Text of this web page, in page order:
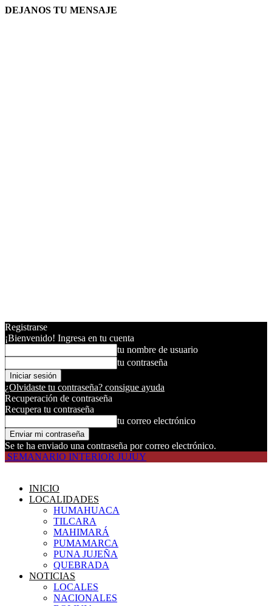
DEJANOS TU MENSAJE
Registrarse
¡Bienvenido! Ingresa en tu cuenta
tu nombre de usuario
tu contraseña
¿Olvidaste tu contraseña? consigue ayuda
Recuperación de contraseña
Recupera tu contraseña
tu correo electrónico
Se te ha enviado una contraseña por correo electrónico.
SEMANARIO INTERIOR JUJUY
INICIO
LOCALIDADES
HUMAHUACA
TILCARA
MAHIMARÁ
PUMAMARCA
PUNA JUJEÑA
QUEBRADA
NOTICIAS
LOCALES
NACIONALES